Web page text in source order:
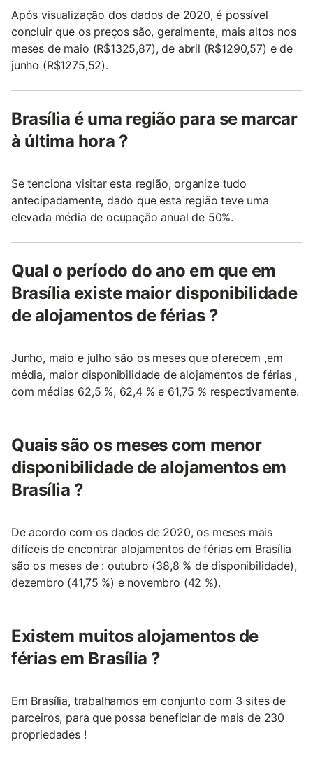
Após visualização dos dados de 2020, é possível
concluir que os preços são, geralmente, mais altos nos
meses de maio (R$1325,87), de abril (R$1290,57) e de
junho (R$1275,52).
Brasília é uma região para se marcar
à última hora ?
Se tenciona visitar esta região, organize tudo
antecipadamente, dado que esta região teve uma
elevada média de ocupação anual de 50%.
Qual o período do ano em que em
Brasília existe maior disponibilidade
de alojamentos de férias ?
Junho, maio e julho são os meses que oferecem ,em
média, maior disponibilidade de alojamentos de férias ,
com médias 62,5 %, 62,4 % e 61,75 % respectivamente.
Quais são os meses com menor
disponibilidade de alojamentos em
Brasília ?
De acordo com os dados de 2020, os meses mais
difíceis de encontrar alojamentos de férias em Brasília
são os meses de : outubro (38,8 % de disponibilidade),
dezembro (41,75 %) e novembro (42 %).
Existem muitos alojamentos de
férias em Brasília ?
Em Brasília, trabalhamos em conjunto com 3 sites de
parceiros, para que possa beneficiar de mais de 230
propriedades !